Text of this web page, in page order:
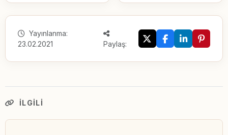
Yayınlanma:
23.02.2021
Paylaş:
İLGILI